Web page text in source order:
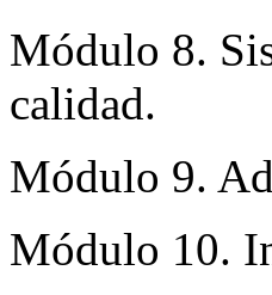
Módulo 8.
calidad.
Módulo 9.
Módulo 10.